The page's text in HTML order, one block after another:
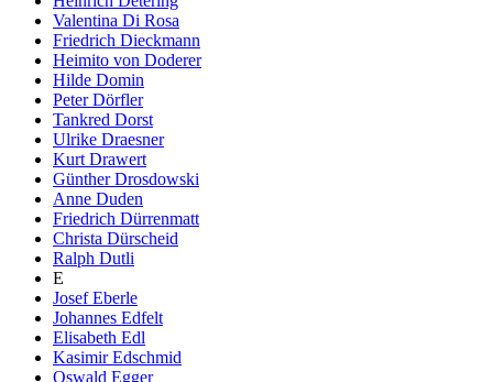
Valentina Di Rosa
Friedrich Dieckmann
Heimito von Doderer
Hilde Domin
Peter Dörfler
Tankred Dorst
Ulrike Draesner
Kurt Drawert
Günther Drosdowski
Anne Duden
Friedrich Dürrenmatt
Christa Dürscheid
Ralph Dutli
E
Josef Eberle
Johannes Edfelt
Elisabeth Edl
Kasimir Edschmid
Oswald Egger